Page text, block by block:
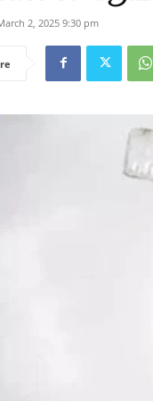
2, 2025 9:30 pm